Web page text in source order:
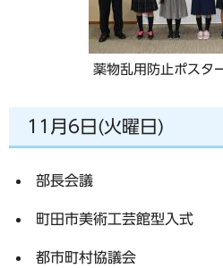
薬物乱用防止ポスタ
11月6日(火曜日)
部長会議
町田市美術工芸館型入式
都市町村協議会